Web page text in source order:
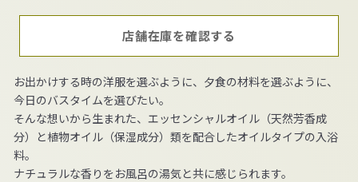
店舗在庫を確認する
お出かけする時の洋服を選ぶように、夕食の材料を選ぶように、
今日のバスタイムを選びたい。
そんな想いから生まれた、エッセンシャルオイル（天然芳香成
分）と植物オイル（保湿成分）類を配合したオイルタイプの入浴
料。
ナチュラルな香りをお風呂の湯気と共に感じられます。